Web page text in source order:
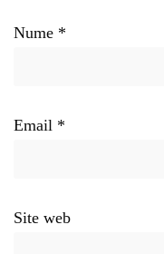
Nume *
Email *
Site web